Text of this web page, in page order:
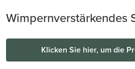
Wimpernverstärkendes
Klicken Sie hier, um die